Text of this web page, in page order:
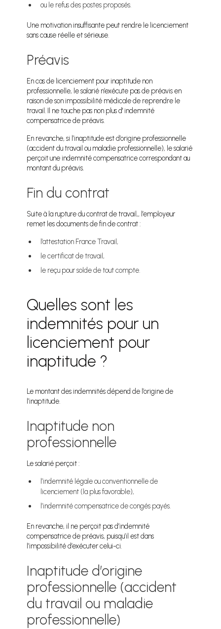
ou le refus des postes proposés.
Une motivation insuffisante peut rendre le licenciement
sans cause réelle et sérieuse.
Préavis
En cas de licenciement pour inaptitude non
professionnelle, le salarié n’exécute pas de préavis en
raison de son impossibilité médicale de reprendre le
travail. Il ne touche pas non plus d' indemnité
compensatrice de préavis.
En revanche, si l’inaptitude est d’origine professionnelle
(accident du travail ou maladie professionnelle), le salarié
perçoit une indemnité compensatrice correspondant au
montant du préavis.
Fin du contrat
Suite à la rupture du contrat de travail,, l’employeur
remet les documents de fin de contrat :
l’attestation France Travail,
le certificat de travail,
le reçu pour solde de tout compte.
Quelles sont les
indemnités pour un
licenciement pour
inaptitude ?
Le montant des indemnités dépend de l’origine de
l’inaptitude.
Inaptitude non
professionnelle
Le salarié perçoit :
l’indemnité légale ou conventionnelle de
licenciement (la plus favorable),
l’indemnité compensatrice de congés payés.
En revanche, il ne perçoit pas d’indemnité
compensatrice de préavis, puisqu’il est dans
l’impossibilité d’exécuter celui-ci.
Inaptitude d’origine
professionnelle (accident
du travail ou maladie
professionnelle)